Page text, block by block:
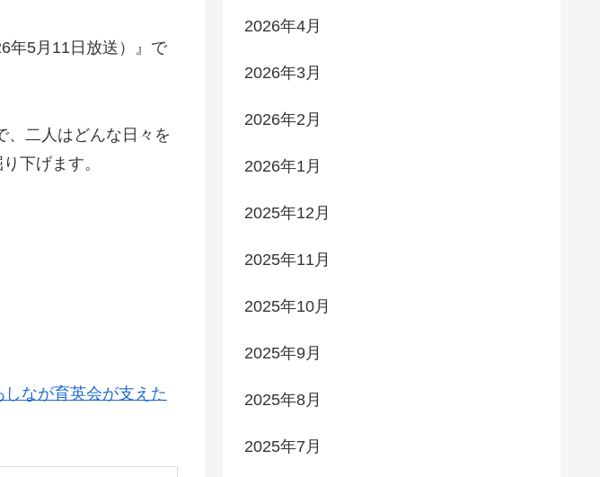
年5月11日放送）』で
、二人はどんな日々を
下げます。
なが育英会が支えた
2026年4月
2026年3月
2026年2月
2026年1月
2025年12月
2025年11月
2025年10月
2025年9月
2025年8月
2025年7月